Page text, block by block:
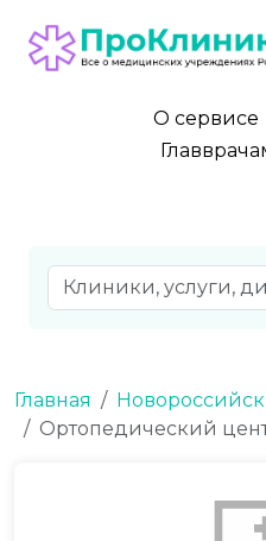
О сервисе
Главная
Новороссийск
Ортопедический